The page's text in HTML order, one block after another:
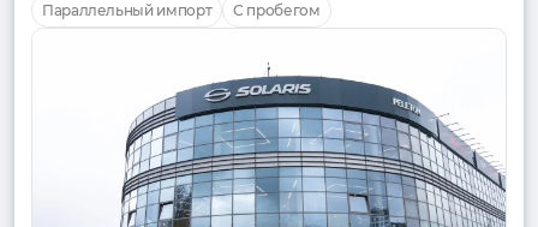
Параллельный импорт С пробегом